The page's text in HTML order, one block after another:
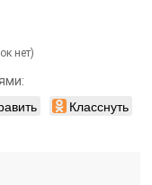
нет)
Класснуть